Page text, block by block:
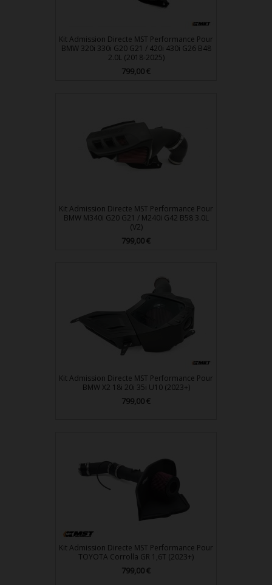
Kit Admission Directe MST Performance Pour
BMW 320i 330i G20 G21 / 420i 430i G26 B48
2.0L (2018-2025)
Prix
799,00 €
Kit Admission Directe MST Performance Pour
BMW M340i G20 G21 / M240i G42 B58 3.0L
(V2)
Prix
799,00 €
Kit Admission Directe MST Performance Pour
BMW X2 18i 20i 35i U10 (2023+)
Prix
799,00 €
Kit Admission Directe MST Performance Pour
TOYOTA Corrolla GR 1,6T (2023+)
Prix
799,00 €